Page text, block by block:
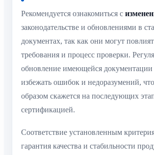
Рекомендуется ознакомиться с
законодательстве и обновлениями в
документах, так как они могут
требования и процесс проверки.
обновление имеющейся
избежать ошибок и недоразумений,
образом скажется на последующих
сертификацией.
Соответствие установленным
гарантия качества и стабильности